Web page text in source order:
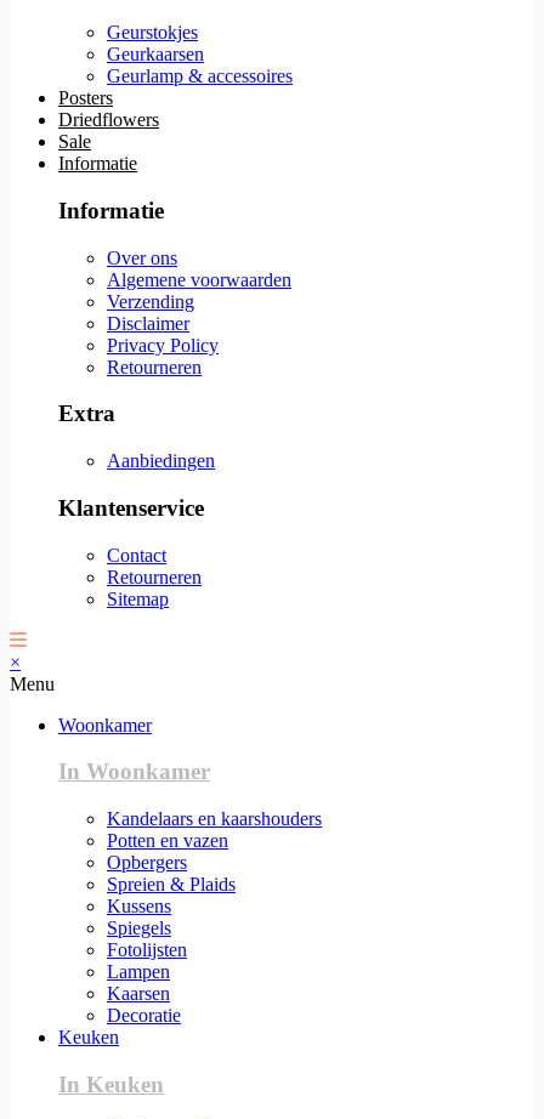
Geurstokjes
Geurkaarsen
Geurlamp & accessoires
Posters
Driedflowers
Sale
Informatie
Informatie
Over ons
Algemene voorwaarden
Verzending
Disclaimer
Privacy Policy
Retourneren
Extra
Aanbiedingen
Klantenservice
Contact
Retourneren
Sitemap
×
Menu
Woonkamer
In Woonkamer
Kandelaars en kaarshouders
Potten en vazen
Opbergers
Spreien & Plaids
Kussens
Spiegels
Fotolijsten
Lampen
Kaarsen
Decoratie
Keuken
In Keuken